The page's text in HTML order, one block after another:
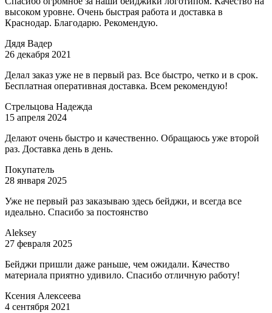
высоком уровне. Очень быстрая работа и доставка в
Краснодар. Благодарю. Рекомендую.
Дядя Вадер
26 декабря 2021
Делал заказ уже не в первый раз. Все быстро, четко и в срок.
Бесплатная оперативная доставка. Всем рекомендую!
Стрельцова Надежда
15 апреля 2024
Делают очень быстро и качественно. Обращаюсь уже второй
раз. Доставка день в день.
Покупатель
28 января 2025
Уже не первый раз заказываю здесь бейджи, и всегда все
идеально. Спасибо за постоянство
Aleksey
27 февраля 2025
Бейджи пришли даже раньше, чем ожидали. Качество
материала приятно удивило. Спасибо отличную работу!
Ксения Алексеева
4 сентября 2021